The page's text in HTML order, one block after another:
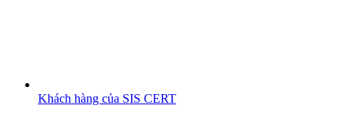
Khách hàng của SIS CERT